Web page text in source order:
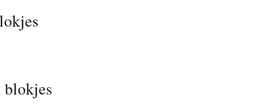
blokjes